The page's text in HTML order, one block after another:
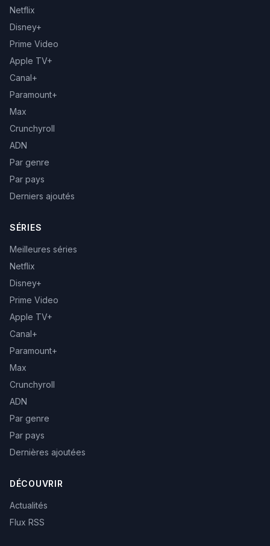
Netflix
Disney+
Prime Video
Apple TV+
Canal+
Paramount+
Max
Crunchyroll
ADN
Par genre
Par pays
Derniers ajoutés
SÉRIES
Meilleures séries
Netflix
Disney+
Prime Video
Apple TV+
Canal+
Paramount+
Max
Crunchyroll
ADN
Par genre
Par pays
Dernières ajoutées
DÉCOUVRIR
Actualités
Flux RSS